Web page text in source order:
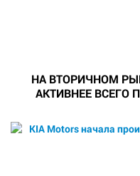
НА ВТОРИЧНОМ
АКТИВНЕЕ ВСЕГО